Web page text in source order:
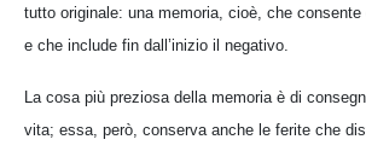
tutto originale: una memoria, cioè, che
e che include fin dall’inizio il negativo.
La cosa più preziosa della memoria è di
vita; essa, però, conserva anche le ferite che